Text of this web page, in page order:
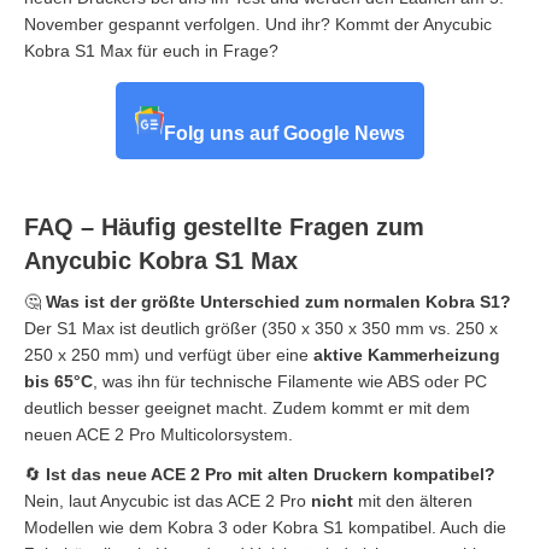
November gespannt verfolgen. Und ihr? Kommt der Anycubic
Kobra S1 Max für euch in Frage?
Folg uns auf Google News
FAQ – Häufig gestellte Fragen zum
Anycubic Kobra S1 Max
🤔 Was ist der größte Unterschied zum normalen Kobra S1?
Der S1 Max ist deutlich größer (350 x 350 x 350 mm vs. 250 x
250 x 250 mm) und verfügt über eine aktive Kammerheizung
bis 65°C, was ihn für technische Filamente wie ABS oder PC
deutlich besser geeignet macht. Zudem kommt er mit dem
neuen ACE 2 Pro Multicolorsystem.
🔄 Ist das neue ACE 2 Pro mit alten Druckern kompatibel?
Nein, laut Anycubic ist das ACE 2 Pro nicht mit den älteren
Modellen wie dem Kobra 3 oder Kobra S1 kompatibel. Auch die